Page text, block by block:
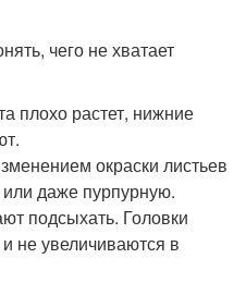
чего не хватает
плохо растет, нижние
окраски листьев
даже пурпурную.
подсыхать. Головки
не увеличиваются в